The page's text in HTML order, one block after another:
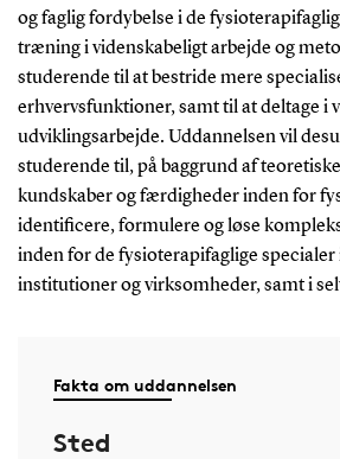
og faglig fordybelse i de
træning i videnskabeligt arbejde og
studerende til at bestride mere
erhvervsfunktioner, samt til at deltage i
udviklingsarbejde. Uddannelsen vil
studerende til, på baggrund af
kundskaber og færdigheder inden for
identificere, formulere og løse
inden for de fysioterapifaglige specialer
institutioner og virksomheder, samt i
Fakta om uddannelsen
Sted